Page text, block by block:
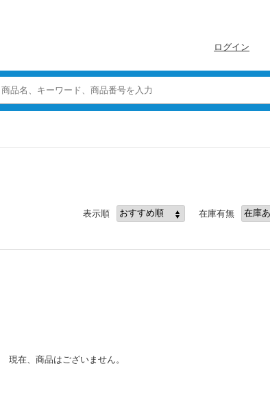
ログイン
表示順 在庫有無
現在、商品はございません。